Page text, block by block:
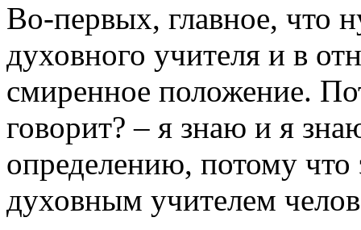
Во-первых, главное, что
духовного учителя и в
смиренное положение.
говорит? – я знаю и я
определению, потому
духовным учителем